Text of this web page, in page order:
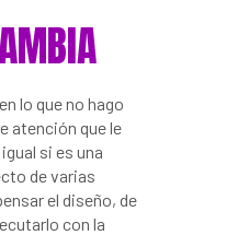
lo que no hago
atención que le
si es una
de varias
el diseño, de
con la